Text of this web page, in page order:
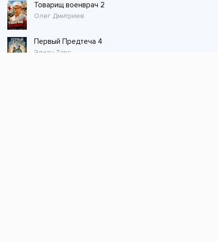
Товарищ военврач 2
Олег Дмитриев
Первый Предтеча 4
Элиан Тарс